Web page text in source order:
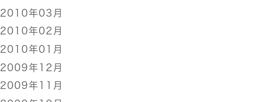
2010年03月
2010年02月
2010年01月
2009年12月
2009年11月